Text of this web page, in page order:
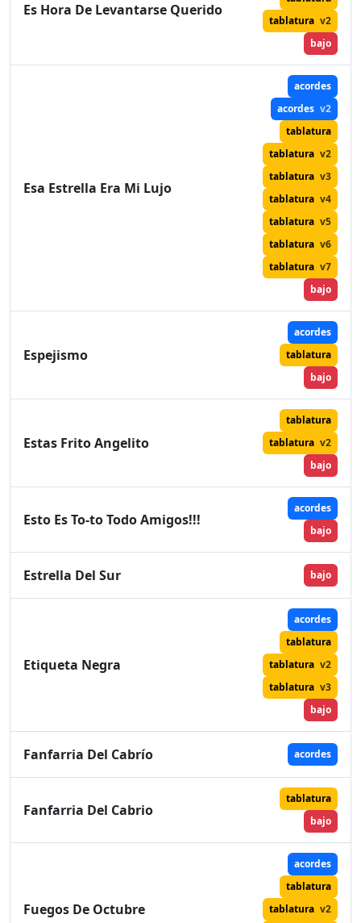
Es Hora De Levantarse Querido
tablatura v2
bajo
Esa Estrella Era Mi Lujo
acordes
acordes v2
tablatura
tablatura v2
tablatura v3
tablatura v4
tablatura v5
tablatura v6
tablatura v7
bajo
Espejismo
acordes
tablatura
bajo
Estas Frito Angelito
tablatura
tablatura v2
bajo
Esto Es To-to Todo Amigos!!!
acordes
bajo
Estrella Del Sur bajo
Etiqueta Negra
acordes
tablatura
tablatura v2
tablatura v3
bajo
Fanfarria Del Cabrío acordes
Fanfarria Del Cabrio
tablatura
bajo
Fuegos De Octubre
acordes
tablatura
tablatura v2